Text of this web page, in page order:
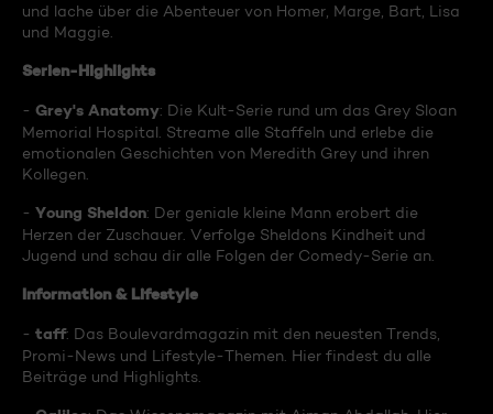
und lache über die Abenteuer von Homer, Marge, Bart, Lisa
und Maggie.
Serien-Highlights
- Grey's Anatomy: Die Kult-Serie rund um das Grey Sloan
Memorial Hospital. Streame alle Staffeln und erlebe die
emotionalen Geschichten von Meredith Grey und ihren
Kollegen.
- Young Sheldon: Der geniale kleine Mann erobert die
Herzen der Zuschauer. Verfolge Sheldons Kindheit und
Jugend und schau dir alle Folgen der Comedy-Serie an.
Information & Lifestyle
- taff: Das Boulevardmagazin mit den neuesten Trends,
Promi-News und Lifestyle-Themen. Hier findest du alle
Beiträge und Highlights.